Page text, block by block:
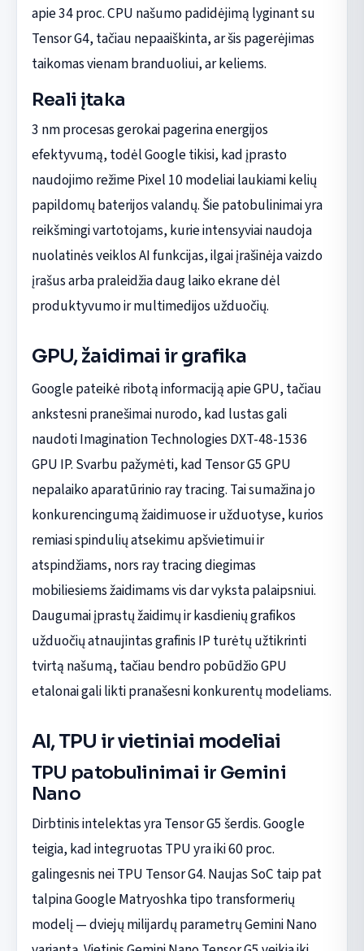
apie 34 proc. CPU našumo padidėjimą lyginant su
Tensor G4, tačiau nepaaiškinta, ar šis pagerėjimas
taikomas vienam branduoliui, ar keliems.
Reali įtaka
3 nm procesas gerokai pagerina energijos
efektyvumą, todėl Google tikisi, kad įprasto
naudojimo režime Pixel 10 modeliai laukiami kelių
papildomų baterijos valandų. Šie patobulinimai yra
reikšmingi vartotojams, kurie intensyviai naudoja
nuolatinės veiklos AI funkcijas, ilgai įrašinėja vaizdo
įrašus arba praleidžia daug laiko ekrane dėl
produktyvumo ir multimedijos užduočių.
GPU, žaidimai ir grafika
Google pateikė ribotą informaciją apie GPU, tačiau
ankstesni pranešimai nurodo, kad lustas gali
naudoti Imagination Technologies DXT-48-1536
GPU IP. Svarbu pažymėti, kad Tensor G5 GPU
nepalaiko aparatūrinio ray tracing. Tai sumažina jo
konkurencingumą žaidimuose ir užduotyse, kurios
remiasi spindulių atsekimu apšvietimui ir
atspindžiams, nors ray tracing diegimas
mobiliesiems žaidimams vis dar vyksta palaipsniui.
Daugumai įprastų žaidimų ir kasdienių grafikos
užduočių atnaujintas grafinis IP turėtų užtikrinti
tvirtą našumą, tačiau bendro pobūdžio GPU
etalonai gali likti pranašesni konkurentų modeliams.
AI, TPU ir vietiniai modeliai
TPU patobulinimai ir Gemini
Nano
Dirbtinis intelektas yra Tensor G5 šerdis. Google
teigia, kad integruotas TPU yra iki 60 proc.
galingesnis nei TPU Tensor G4. Naujas SoC taip pat
talpina Google Matryoshka tipo transformerių
modelį — dviejų milijardų parametrų Gemini Nano